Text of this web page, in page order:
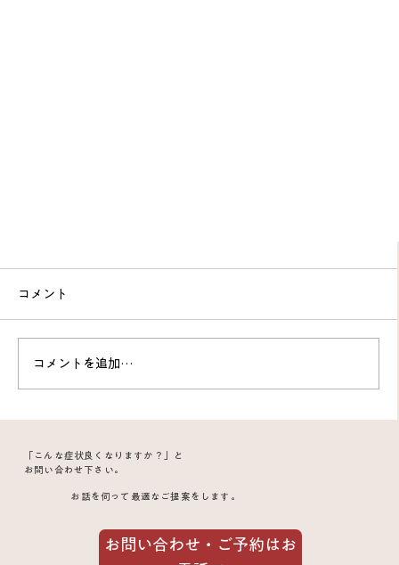
お問い合わせ・ご予約はお
「こんな症状良くなりますか？」と
お問い合わせ下さい。
お話を伺って最適なご提案をします。
歯ぎしり用マウスピースでもすっきりしない顎関
節症が改善した30代男性の症例
コメント
コメントを追加…